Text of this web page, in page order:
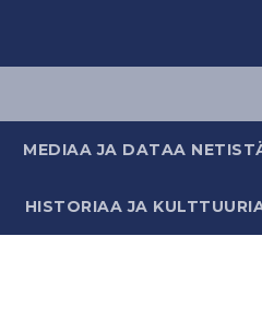
MEDIAA JA DATAA
HISTORIAA JA